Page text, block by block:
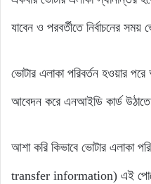
যাবেন ও পরবর্তীতে নির্বাচনের সময়
ভোটার এলাকা পরিবর্তন হওয়ার
আবেদন করে এনআইডি কার্ড উঠাতে
আশা করি কিভাবে ভোটার এলাকা
transfer information) এই